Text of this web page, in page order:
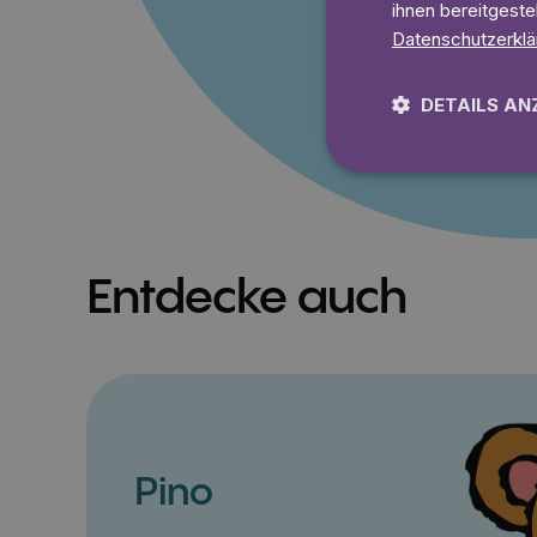
Lies
Entdecke auch
Pino
ihnen
DETAILS